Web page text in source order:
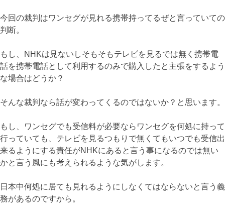
今回の裁判はワンセグが見れる携帯持ってるぜと言っていての
判断。
もし、NHKは見ないしそもそもテレビを見るでは無く携帯電
話を携帯電話として利用するのみで購入したと主張をするよう
な場合はどうか？
そんな裁判なら話が変わってくるのではないか？と思います。
もし、ワンセグでも受信料が必要ならワンセグを何処に持って
行っていても、テレビを見るつもりで無くてもいつでも受信出
来るようにする責任がNHKにあると言う事になるのでは無い
かと言う風にも考えられるような気がします。
日本中何処に居ても見れるようにしなくてはならないと言う義
務があるのですから。